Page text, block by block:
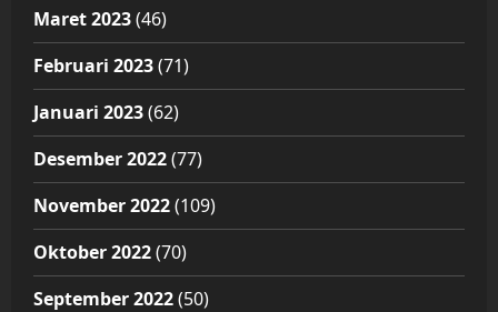
Maret 2023(46)
Februari 2023(71)
Januari 2023(62)
Desember 2022(77)
November 2022(109)
Oktober 2022(70)
September 2022(50)